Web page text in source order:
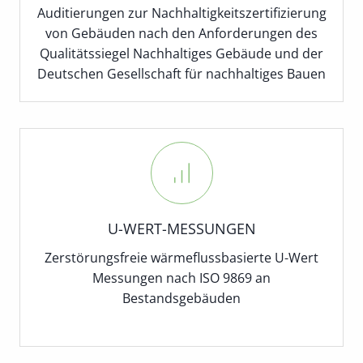
Auditierungen zur Nachhaltigkeitszertifizierung
von Gebäuden nach den Anforderungen des
Qualitätssiegel Nachhaltiges Gebäude und der
Deutschen Gesellschaft für nachhaltiges Bauen
U-WERT-MESSUNGEN
Zerstörungsfreie wärmeflussbasierte U-Wert
Messungen nach ISO 9869 an
Bestandsgebäuden